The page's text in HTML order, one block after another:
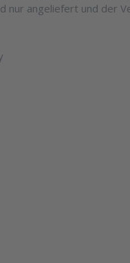
nur angeliefert und der